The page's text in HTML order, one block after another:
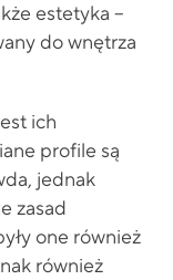
estetyka –
do wnętrza
ich
profile są
jednak
zasad
one również
również